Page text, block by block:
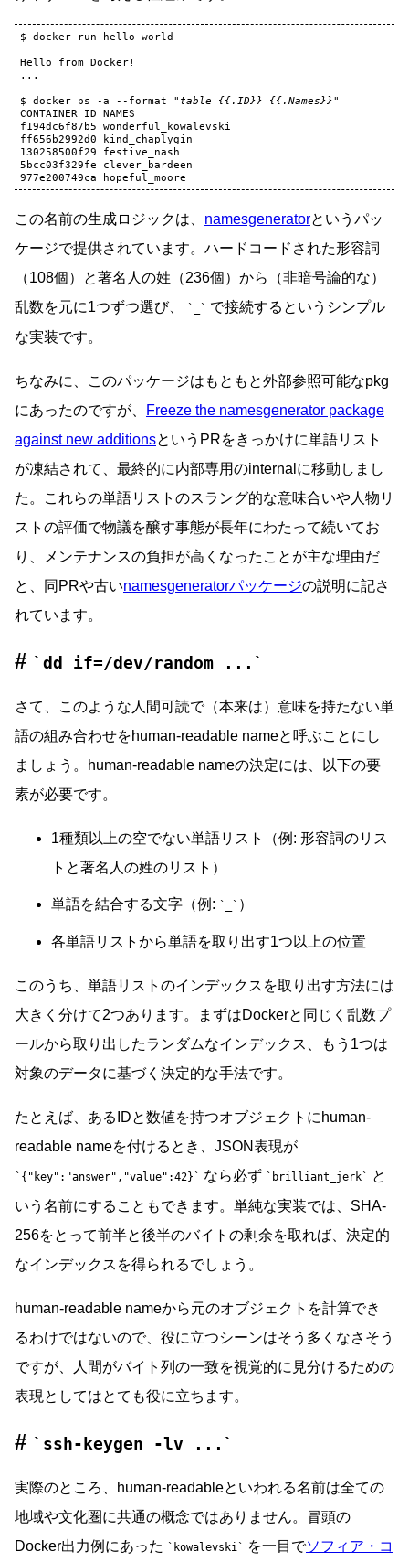
$ docker run hello-world
Hello from Docker!
...
$ docker ps -a --format
"table {{.ID}} {{.Names}}"
CONTAINER
ID
NAMES
f194dc6f87b5
wonderful_kowalevski
ff656b2992d0
kind_chaplygin
130258500f29
festive_nash
5bcc03f329fe
clever_bardeen
977e200749ca
この名前の生成ロジックは、 namesgeneratorというパッ
ケージで提供されています。ハードコードされた形容詞
（108個）と著名人の姓（236個）から（非暗号論的な）
乱数を元に1つずつ選び、
で接続するというシンプル
な実装です。
ちなみに、このパッケージはもともと外部参照可能なpkg
にあったのですが、
Freeze the namesgenerator package
against new additionsというPRをきっかけに単語リスト
が凍結されて、最終的に内部専用のinternalに移動しまし
た。これらの単語リストのスラング的な意味合いや人物リ
ストの評価で物議を醸す事態が長年にわたって続いてお
り、メンテナンスの負担が高くなったことが主な理由だ
と、同PRや古いnamesgeneratorパッケージの説明に記さ
れています。
dd if=/dev/random ...
さて、このような人間可読で（本来は）意味を持たない単
語の組み合わせをhuman-readable nameと呼ぶことにし
ましょう。human-readable nameの決定には、以下の要
素が必要です。
1種類以上の空でない単語リスト（例: 形容詞のリス
トと著名人の姓のリスト）
単語を結合する文字（例: ）
各単語リストから単語を取り出す1つ以上の位置
このうち、単語リストのインデックスを取り出す方法には
大きく分けて2つあります。まずはDockerと同じく乱数プ
ールから取り出したランダムなインデックス、もう1つは
対象のデータに基づく決定的な手法です。
たとえば、あるIDと数値を持つオブジェクトにhuman-
readable nameを付けるとき、JSON表現が
{"key":"answer","value":42} なら必ず brilliant_jerk
と
いう名前にすることもできます。単純な実装では、SHA-
256をとって前半と後半のバイトの剰余を取れば、決定的
なインデックスを得られるでしょう。
human-readable nameから元のオブジェクトを計算でき
るわけではないので、役に立つシーンはそう多くなさそう
ですが、人間がバイト列の一致を視覚的に見分けるための
表現としてはとても役に立ちます。
ssh-keygen -lv ...
実際のところ、human-readableといわれる名前は全ての
地域や文化圏に共通の概念ではありません。冒頭の
Docker出力例にあった
kowalevski を一目でソフィア・コ